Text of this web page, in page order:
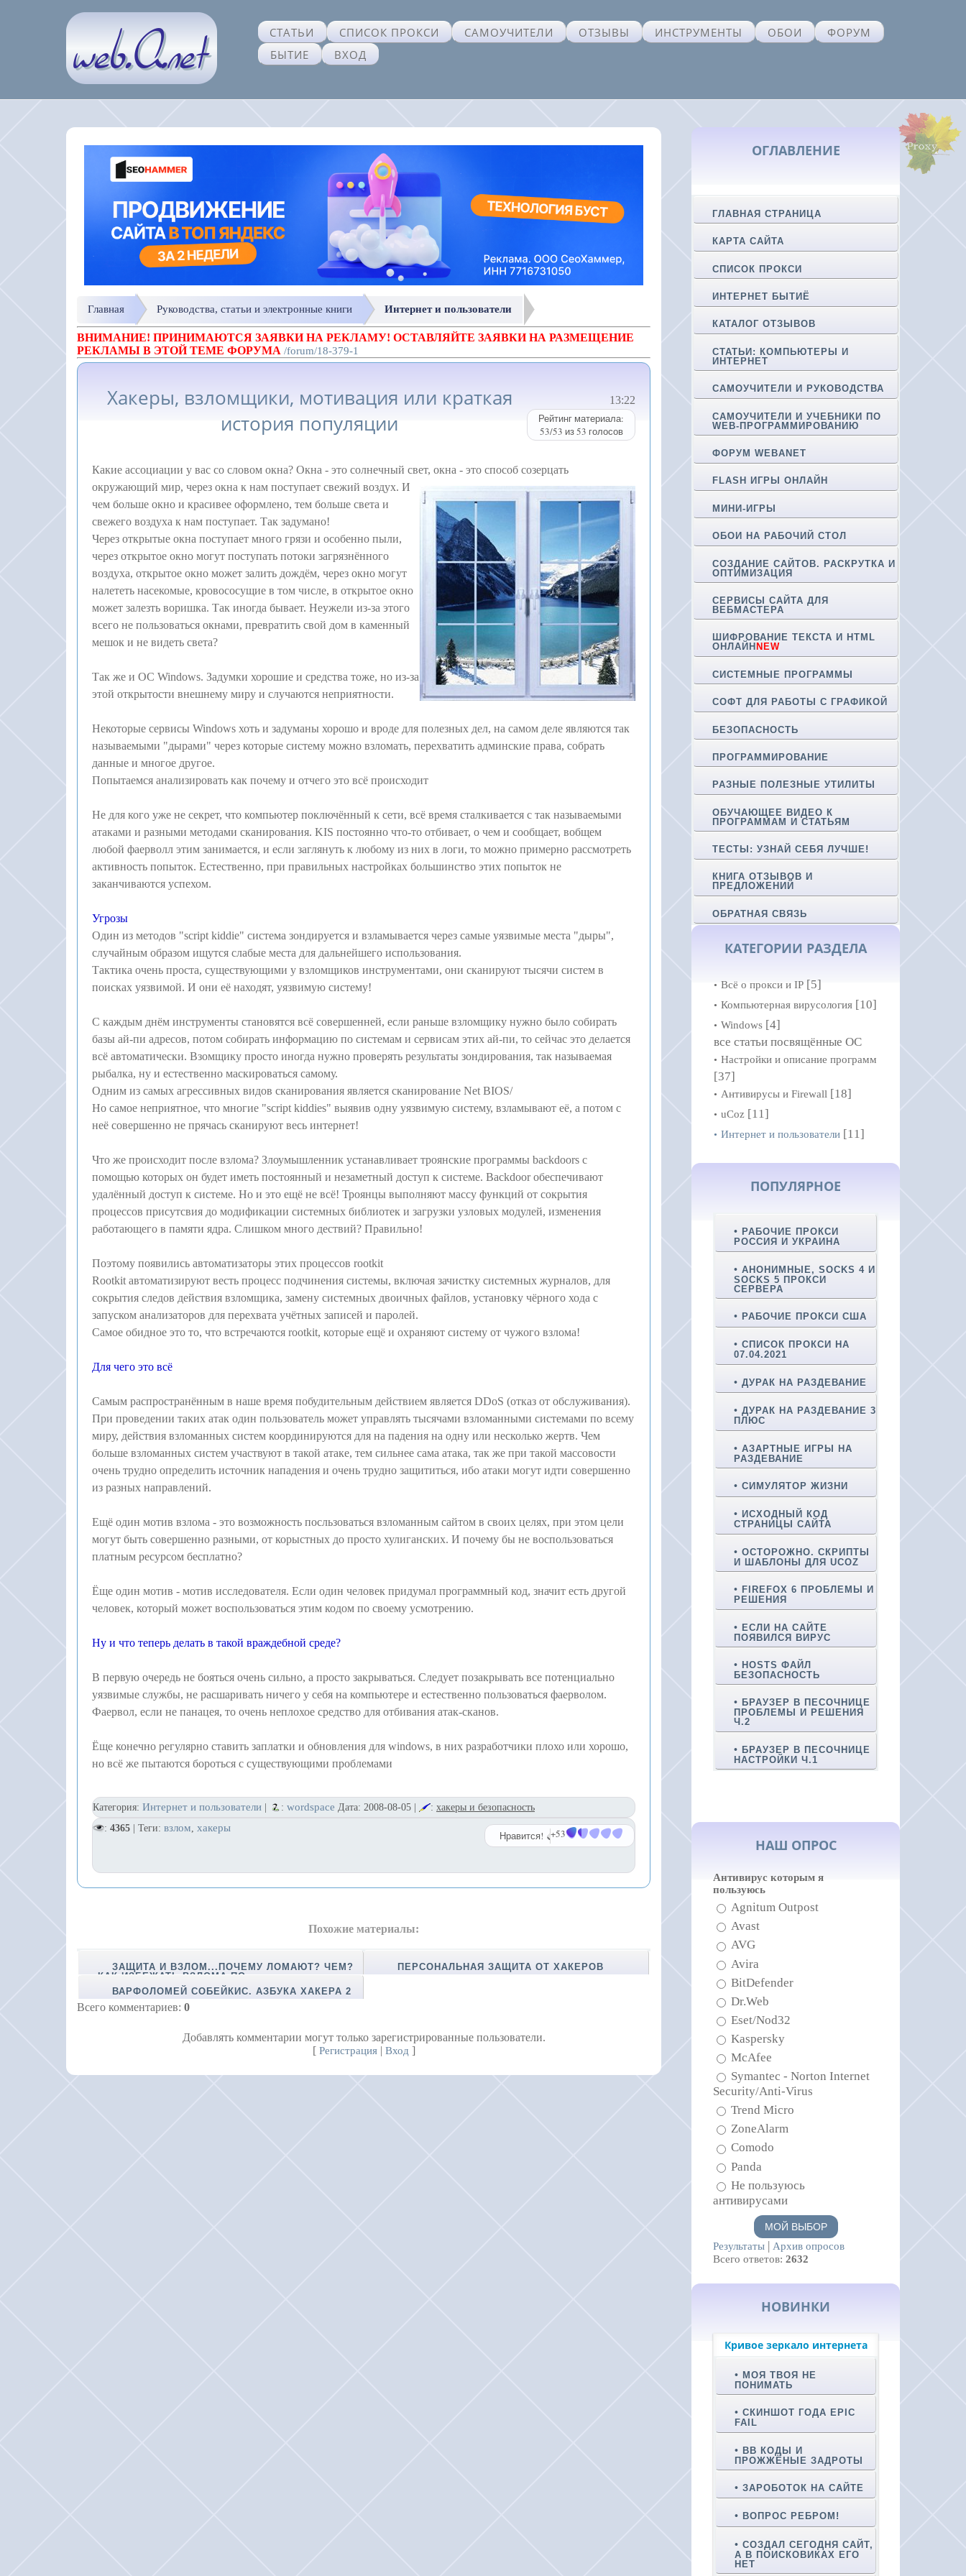
СТАТЬИ СПИСОК ПРОКСИ САМОУЧИТЕЛИ ОТЗЫВЫ ИНСТРУМЕНТЫ ОБОИ
ФОРУМ
БЫТИЕ
ВХОД
Главная Руководства, статьи и электронные книги Интернет и пользователи
ВНИМАНИЕ! ПРИНИМАЮТСЯ ЗАЯВКИ НА РЕКЛАМУ! ОСТАВЛЯЙТЕ ЗАЯВКИ НА РАЗМЕЩЕНИЕ
РЕКЛАМЫ В ЭТОЙ ТЕМЕ ФОРУМА /forum/18-379-1
Хакеры, взломщики, мотивация или краткая
история популяции
13:22
Рейтинг материала:
53/53 из 53 голосов
Какие ассоциации у вас со словом окна? Окна - это солнечный свет, окна - это способ созерцать
окружающий мир, через окна к нам поступает свежий воздух. И
чем больше окно и красивее оформлено, тем больше света и
свежего воздуха к нам поступает. Так задумано!
Через открытые окна поступает много грязи и особенно пыли,
через открытое окно могут поступать потоки загрязнённого
воздуха, открытое окно может залить дождём, через окно могут
налететь насекомые, кровососущие в том числе, в открытое окно
может залезть воришка. Так иногда бывает. Неужели из-за этого
всего не пользоваться окнами, превратить свой дом в каменный
мешок и не видеть света?
Так же и ОС Windows. Задумки хорошие и средства тоже, но из-за
этой открытости внешнему миру и случаются неприятности.
Некоторые сервисы Windows хоть и задуманы хорошо и вроде для полезных дел, на самом деле являются так
называемыми "дырами" через которые систему можно взломать, перехватить админские права, собрать
данные и многое другое.
Попытаемся анализировать как почему и отчего это всё происходит
Не для кого уже не секрет, что компьютер поключённый к сети, всё время сталкивается с так называемыми
атаками и разными методами сканирования. KIS постоянно что-то отбивает, о чем и сообщает, вобщем
любой фаерволл этим занимается, и если заглянуть к любому из них в логи, то можно примерно рассмотреть
активность попыток. Естественно, при правильных настройках большинство этих попыток не
заканчиваются успехом.
Угрозы
Один из методов "script kiddie" система зондируется и взламывается через самые уязвимые места "дыры",
случайным образом ищутся слабые места для дальнейшего использования.
Тактика очень проста, существующими у взломщиков инструментами, они сканируют тысячи систем в
поисках уязвимой. И они её находят, уязвимую систему!
С каждым днём инструменты становятся всё совершенней, если раньше взломщику нужно было собирать
базы ай-пи адресов, потом собирать информацию по системам и сервисам этих ай-пи, то сейчас это делается
всё автоматически. Взомщику просто иногда нужно проверять результаты зондирования, так называемая
рыбалка, ну и естественно маскироваться самому.
Одним из самых агрессивных видов сканирования является сканирование Net BIOS/
Но самое неприятное, что многие "script kiddies" выявив одну уязвимую систему, взламывают её, а потом с
неё совершенно не прячась сканируют весь интернет!
Что же происходит после взлома? Злоумышленник устанавливает троянские программы backdoors с
помощью которых он будет иметь постоянный и незаметный доступ к системе. Backdoor обеспечивают
удалённый доступ к системе. Но и это ещё не всё! Троянцы выполняют массу функций от сокрытия
процессов присутсвия до модификации системных библиотек и загрузки узловых модулей, изменения
работающего в памяти ядра. Слишком много дествий? Правильно!
Поэтому появились автоматизаторы этих процессов rootkit
Rootkit автоматизируют весть процесс подчинения системы, включая зачистку системных журналов, для
сокрытия следов действия взломщика, замену системных двоичных файлов, установку чёрного хода с
запуском анализаторов для перехвата учётных записей и паролей.
Самое обидное это то, что встречаются rootkit, которые ещё и охраняют систему от чужого взлома!
Для чего это всё
Самым распространённым в наше время побудительным действием является DDoS (отказ от обслуживания).
При проведении таких атак один пользователь может управлять тысячами взломанными системами по всему
миру, действия взломанных систем координируются для на падения на одну или несколько жертв. Чем
больше взломанных систем участвуют в такой атаке, тем сильнее сама атака, так же при такой массовости
очень трудно определить источник нападения и очень трудно защититься, ибо атаки могут идти совершенно
из разных направлений.
Ещё один мотив взлома - это возможность посльзоваться взломанным сайтом в своих целях, при этом цели
могут быть совершенно разными, от корыстных до просто хулиганских. И почему бы не воспользоваться
платным ресурсом бесплатно?
Ёще один мотив - мотив исследователя. Если один человек придумал программный код, значит есть другой
человек, который может воспользоваться этим кодом по своему усмотрению.
Ну и что теперь делать в такой враждебной среде?
В первую очередь не бояться очень сильно, а просто закрываться. Следует позакрывать все потенциально
уязвимые службы, не расшаривать ничего у себя на компьютере и естественно пользоваться фаерволом.
Фаервол, если не панацея, то очень неплохое средство для отбивания атак-сканов.
Ёще конечно регулярно ставить заплатки и обновления для windows, в них разработчики плохо или хорошо,
но всё же пытаются бороться с существующими проблемами
Категория: Интернет и пользователи | : wordspace Дата: 2008-08-05 | : хакеры и безопасность
: 4365
Нравится! +53
| Теги: взлом хакеры
Похожие материалы:
ЗАЩИТА И ВЗЛОМ...ПОЧЕМУ ЛОМАЮТ? ЧЕМ?
КАК ИЗБЕЖАТЬ ВЗЛОМА ПО
ПЕРСОНАЛЬНАЯ ЗАЩИТА ОТ ХАКЕРОВ
ВАРФОЛОМЕЙ СОБЕЙКИС. АЗБУКА ХАКЕРА 2
Всего комментариев: 0
Добавлять комментарии могут только зарегистрированные пользователи.
[ Регистрация| Вход ]
ОГЛАВЛЕНИЕ
ГЛАВНАЯ СТРАНИЦА
КАРТА САЙТА
СПИСОК ПРОКСИ
ИНТЕРНЕТ БЫТИЁ
КАТАЛОГ ОТЗЫВОВ
СТАТЬИ: КОМПЬЮТЕРЫ И
ИНТЕРНЕТ
САМОУЧИТЕЛИ И РУКОВОДСТВА
САМОУЧИТЕЛИ И УЧЕБНИКИ ПО
WEB-ПРОГРАММИРОВАНИЮ
ФОРУМ WEBANET
FLASH ИГРЫ ОНЛАЙН
МИНИ-ИГРЫ
ОБОИ НА РАБОЧИЙ СТОЛ
СОЗДАНИЕ САЙТОВ. РАСКРУТКА И
ОПТИМИЗАЦИЯ
СЕРВИСЫ САЙТА ДЛЯ
ВЕБМАСТЕРА
ШИФРОВАНИЕ ТЕКСТА И HTML
ОНЛАЙН NEW
СИСТЕМНЫЕ ПРОГРАММЫ
СОФТ ДЛЯ РАБОТЫ С ГРАФИКОЙ
БЕЗОПАСНОСТЬ
ПРОГРАММИРОВАНИЕ
РАЗНЫЕ ПОЛЕЗНЫЕ УТИЛИТЫ
ОБУЧАЮЩЕЕ ВИДЕО К
ПРОГРАММАМ И СТАТЬЯМ
ТЕСТЫ: УЗНАЙ СЕБЯ ЛУЧШЕ!
КНИГА ОТЗЫВОВ И
ПРЕДЛОЖЕНИЙ
ОБРАТНАЯ СВЯЗЬ
КАТЕГОРИИ РАЗДЕЛА
Всё о прокси и IP [5]
Компьютерная вирусология [10]
Windows [4]
все статьи посвящённые ОС
Настройки и описание программ
[37]
Антивирусы и Firewall [18]
uCoz [11]
Интернет и пользователи [11]
ПОПУЛЯРНОЕ
РАБОЧИЕ ПРОКСИ
РОССИЯ И УКРАИНА
АНОНИМНЫЕ, SOCKS 4 И
SOCKS 5 ПРОКСИ
СЕРВЕРА
РАБОЧИЕ ПРОКСИ США
СПИСОК ПРОКСИ НА
07.04.2021
ДУРАК НА РАЗДЕВАНИЕ
ДУРАК НА РАЗДЕВАНИЕ 3
ПЛЮС
АЗАРТНЫЕ ИГРЫ НА
РАЗДЕВАНИЕ
СИМУЛЯТОР ЖИЗНИ
ИСХОДНЫЙ КОД
СТРАНИЦЫ САЙТА
ОСТОРОЖНО. СКРИПТЫ
И ШАБЛОНЫ ДЛЯ UCOZ
FIREFOX 6 ПРОБЛЕМЫ И
РЕШЕНИЯ
ЕСЛИ НА САЙТЕ
ПОЯВИЛСЯ ВИРУС
HOSTS ФАЙЛ
БЕЗОПАСНОСТЬ
БРАУЗЕР В ПЕСОЧНИЦЕ
ПРОБЛЕМЫ И РЕШЕНИЯ
Ч.2
БРАУЗЕР В ПЕСОЧНИЦЕ
НАСТРОЙКИ Ч.1
НАШ ОПРОС
Антивирус которым я
пользуюсь
Agnitum Outpost
Avast
AVG
Avira
BitDefender
Dr.Web
Eset/Nod32
Kaspersky
McAfee
Symantec - Norton Internet
Security/Anti-Virus
Trend Micro
ZoneAlarm
Comodo
Panda
Не пользуюсь
антивирусами
Результаты | Архив опросов
Всего ответов: 2632
НОВИНКИ
Кривое зеркало интернета
МОЯ ТВОЯ НЕ
ПОНИМАТЬ
СКИНШОТ ГОДА EPIC
FAIL
BB КОДЫ И
ПРОЖЖЁНЫЕ ЗАДРОТЫ
ЗАРОБОТОК НА САЙТЕ
ВОПРОС РЕБРОМ!
СОЗДАЛ СЕГОДНЯ САЙТ,
А В ПОИСКОВИКАХ ЕГО
НЕТ